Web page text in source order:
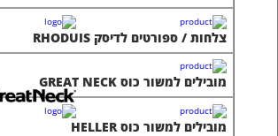
צלחות / ספורטים לדיסק RHODUIS
מובילים למשור כוס GREAT NECK
מובילים למשור כוס HELLER